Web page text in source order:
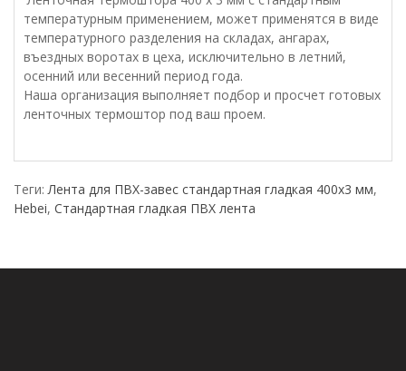
температурным применением, может применятся в виде
температурного разделения на складах, ангарах,
въездных воротах в цеха, исключительно в летний,
осенний или весенний период года.
Наша организация выполняет подбор и просчет готовых
ленточных термоштор под ваш проем.
Теги:Лента для ПВХ-завес стандартная гладкая 400х3 мм,
Hebei, Стандартная гладкая ПВХ лента